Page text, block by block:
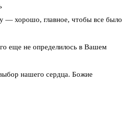
— хорошо, главное, чтобы все было
еще не определилось в Вашем
нашего сердца. Божие